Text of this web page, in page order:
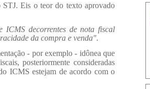
Eis o teor do texto aprovado
ICMS decorrentes de nota fiscal
da compra e venda".
- por exemplo - idônea que
posteriormente consideradas
ICMS estejam de acordo com o